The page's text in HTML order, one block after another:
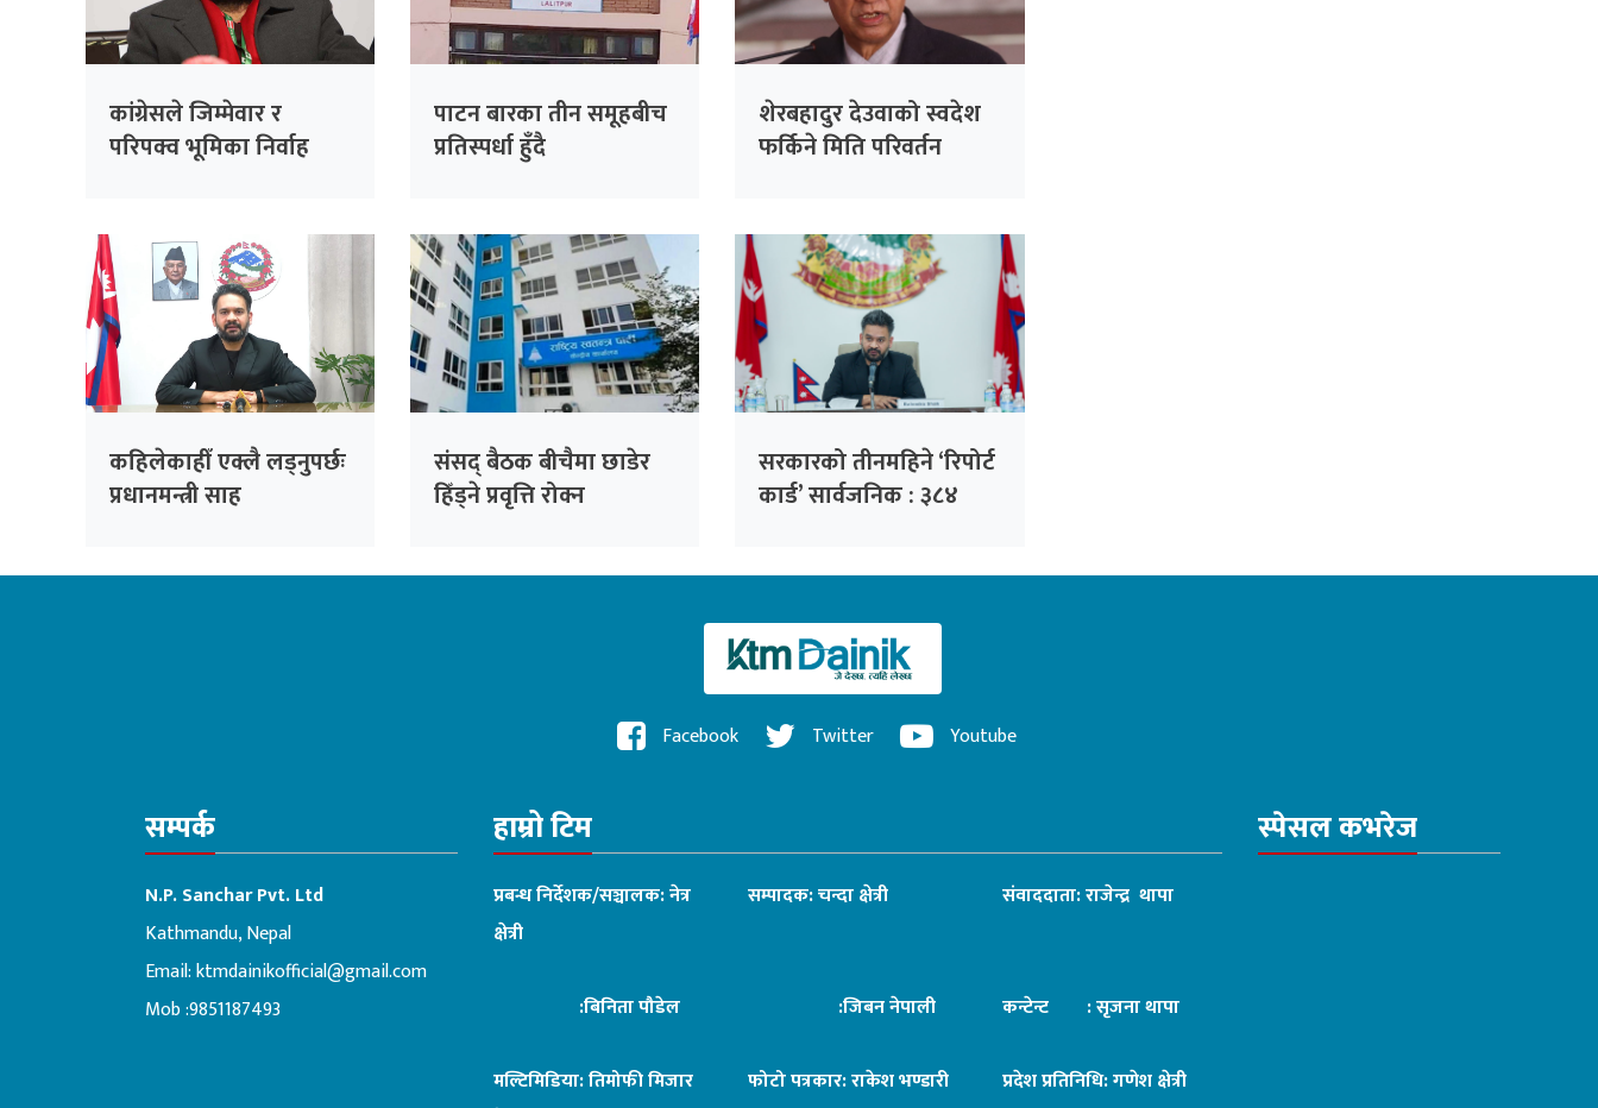
कांग्रेसले जिम्मेवार र
परिपक्व भूमिका निर्वाह
पाटन बारका तीन समूहबीच
प्रतिस्पर्धा हुँदै
शेरबहादुर देउवाको स्वदेश
फर्किने मिति परिवर्तन
कहिलेकाहीँ एक्लै लड्नुपर्छः
प्रधानमन्त्री साह
संसद् बैठक बीचैमा छाडेर
हिँड्ने प्रवृत्ति रोक्न
सरकारको तीनमहिने ‘रिपोर्ट
कार्ड’ सार्वजनिक : ३८४
Facebook Twitter Youtube
सम्पर्क
N.P. Sanchar Pvt. Ltd
Kathmandu, Nepal
Email:ktmdainikofficial@gmail.com
Mob :9851187493
हाम्रो टिम
प्रबन्ध निर्देशक/सञ्चालक: नेत्र
क्षेत्री
सम्पादक: चन्दा क्षेत्री संवाददाता: राजेन्द्र थापा
:बिनिता पौडेल :जिबन नेपाली कन्टेन्ट : सृजना थापा
मल्टिमिडिया: तिमोफी मिजार
फोटो पत्रकार: राकेश भण्डारी
प्रदेश प्रतिनिधि: गणेश क्षेत्री
स्पेसल कभरेज